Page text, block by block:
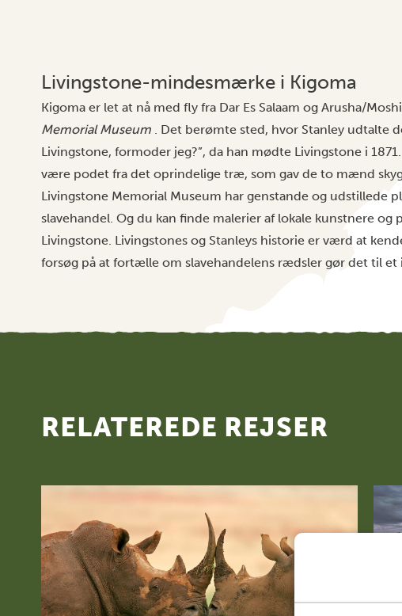
Livingstone-mindesmærke i Kigoma
Kigoma er let at nå med fly fra Dar Es Salaam og Arusha/
Memorial Museum . Det berømte sted, hvor Stanley udtalte
Livingstone, formoder jeg?”, da han mødte Livingstone i
være podet fra det oprindelige træ, som gav de to mænd
Livingstone Memorial Museum har genstande og udstillede
slavehandel. Og du kan finde malerier af lokale kunstnere og
Livingstone. Livingstones og Stanleys historie er værd at
forsøg på at fortælle om slavehandelens rædsler gør det til et
RELATEREDE REJSER